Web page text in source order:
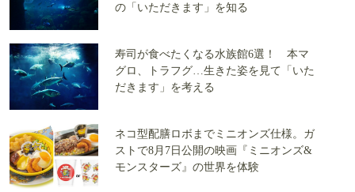
の「いただきます」を知る
寿司が食べたくなる水族館6選！ 本マ
グロ、トラフグ…生きた姿を見て「いた
だきます」を考える
ネコ型配膳ロボまでミニオンズ仕様。ガ
ストで8月7日公開の映画『ミニオンズ&
モンスターズ』の世界を体験